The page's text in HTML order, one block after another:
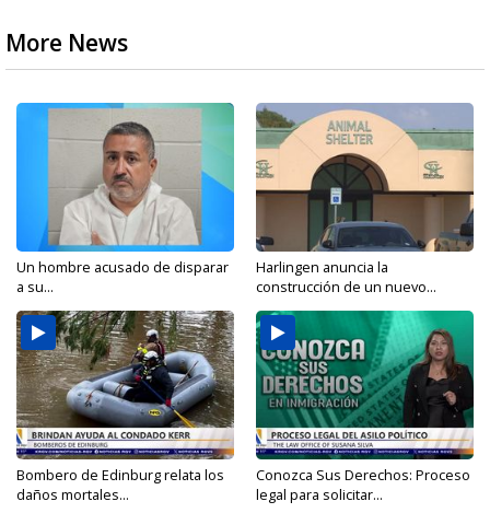
More News
Un hombre acusado de disparar
a su...
Harlingen anuncia la
construcción de un nuevo...
Bombero de Edinburg relata los
daños mortales...
Conozca Sus Derechos: Proceso
legal para solicitar...